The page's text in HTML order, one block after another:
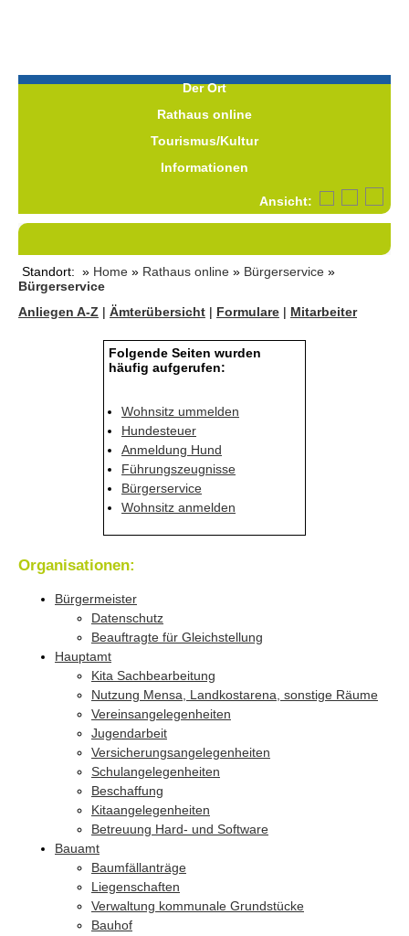
Der Ort
Rathaus online
Tourismus/Kultur
Informationen
Ansicht:
Standort: » Home » Rathaus online » Bürgerservice »
Bürgerservice
Anliegen A-Z | Ämterübersicht | Formulare | Mitarbeiter
Folgende Seiten wurden
häufig aufgerufen:
Wohnsitz ummelden
Hundesteuer
Anmeldung Hund
Führungszeugnisse
Bürgerservice
Wohnsitz anmelden
Organisationen:
Bürgermeister
Datenschutz
Beauftragte für Gleichstellung
Hauptamt
Kita Sachbearbeitung
Nutzung Mensa, Landkostarena, sonstige Räume
Vereinsangelegenheiten
Jugendarbeit
Versicherungsangelegenheiten
Schulangelegenheiten
Beschaffung
Kitaangelegenheiten
Betreuung Hard- und Software
Bauamt
Baumfällanträge
Liegenschaften
Verwaltung kommunale Grundstücke
Bauhof